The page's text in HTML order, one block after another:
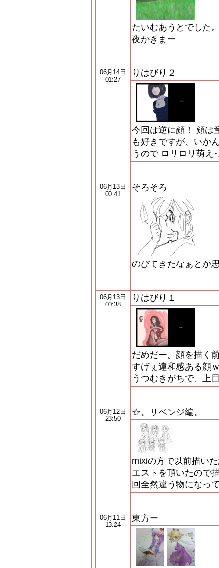
たいむあうとでした
夜かきまー
06月14日
01:27
りはびり２
今回は逆に顔！ 顔は
も好きですが、いか
うので ロリロリ萌え
06月13日
00:41
そろそろ
のびてきたなぁとか
06月13日
00:38
りはびり１
だめだー。顔を描く
すげぇ違和感ある顔
うつむきがちで、上
06月12日
23:50
☆。リベンジ編。
mixiの方で以前描い
エストを頂いたので
回全然違う物になっ
06月11日
13:24
東方ー